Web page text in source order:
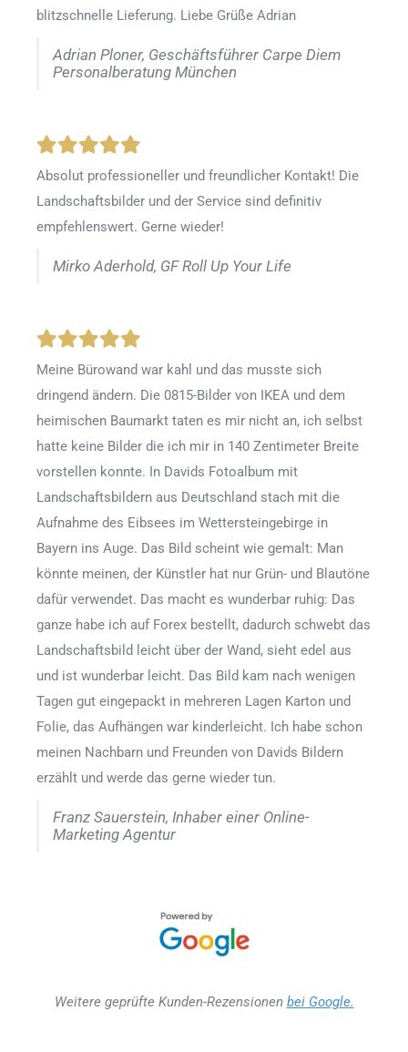
blitzschnelle Lieferung. Liebe Grüße Adrian
Adrian Ploner, Geschäftsführer Carpe Diem
Personalberatung München
Absolut professioneller und freundlicher Kontakt! Die
Landschaftsbilder und der Service sind definitiv
empfehlenswert. Gerne wieder!
Mirko Aderhold, GF Roll Up Your Life
Meine Bürowand war kahl und das musste sich
dringend ändern. Die 0815-Bilder von IKEA und dem
heimischen Baumarkt taten es mir nicht an, ich selbst
hatte keine Bilder die ich mir in 140 Zentimeter Breite
vorstellen konnte. In Davids Fotoalbum mit
Landschaftsbildern aus Deutschland stach mit die
Aufnahme des Eibsees im Wettersteingebirge in
Bayern ins Auge. Das Bild scheint wie gemalt: Man
könnte meinen, der Künstler hat nur Grün- und Blautöne
dafür verwendet. Das macht es wunderbar ruhig: Das
ganze habe ich auf Forex bestellt, dadurch schwebt das
Landschaftsbild leicht über der Wand, sieht edel aus
und ist wunderbar leicht. Das Bild kam nach wenigen
Tagen gut eingepackt in mehreren Lagen Karton und
Folie, das Aufhängen war kinderleicht. Ich habe schon
meinen Nachbarn und Freunden von Davids Bildern
erzählt und werde das gerne wieder tun.
Franz Sauerstein, Inhaber einer Online-
Marketing Agentur
Weitere geprüfte Kunden-Rezensionen bei Google.